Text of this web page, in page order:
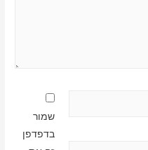
שמור
בדפדפן